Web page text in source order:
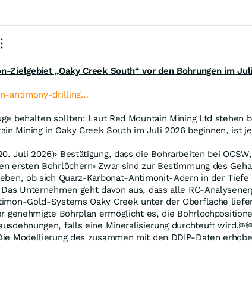
Zielgebiet „Oaky Creek South“ vor den Bohrungen im Juli
antimony-drilling…
behalten sollten: Laut Red Mountain Mining Ltd
Mining in Oaky Creek South im Juli 2026 beginnen,
Juli 2026)◦ Bestätigung, dass die Bohrarbeiten bei
ersten Bohrlöchern◦ Zwar sind zur Bestimmung des
ob sich Quarz-Karbonat-Antimonit-Adern in der
Unternehmen geht davon aus, dass alle RC-
Gold-Systems Oaky Creek unter der Oberfläche
genehmigte Bohrplan ermöglicht es, die
falls eine Mineralisierung durchteuft
Modellierung des zusammen mit den DDIP-Daten